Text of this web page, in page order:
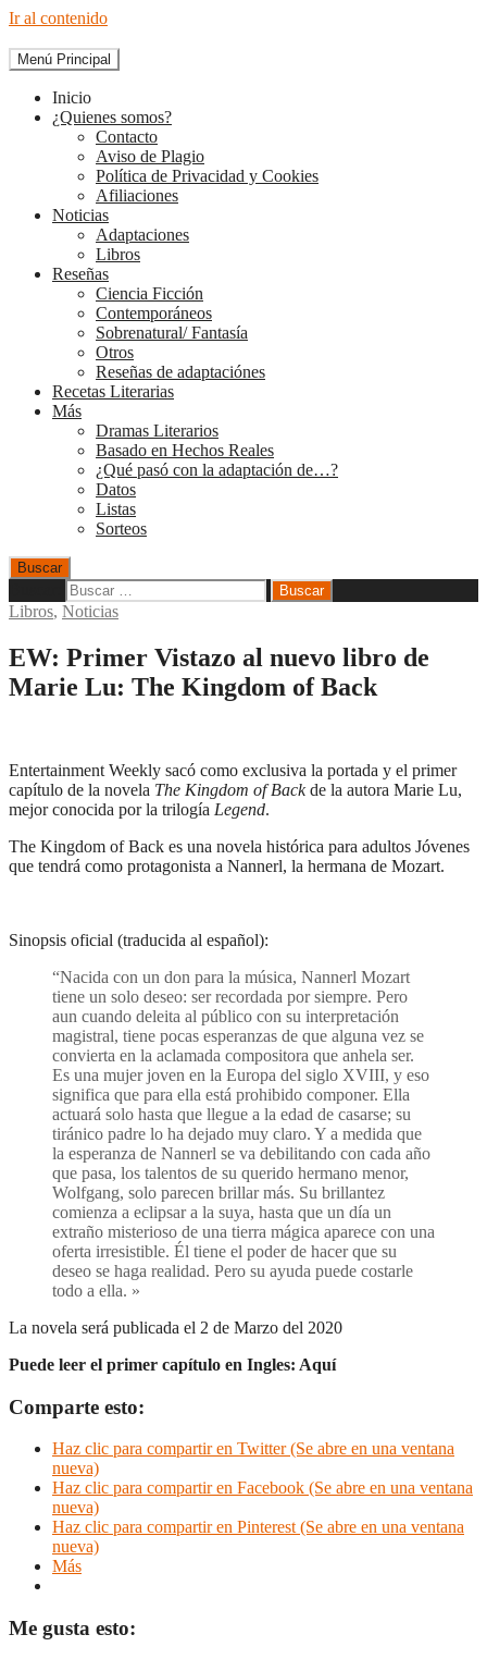
Ir al contenido
The Diary of Books
Menú Principal
Inicio
¿Quienes somos?
Contacto
Aviso de Plagio
Política de Privacidad y Cookies
Afiliaciones
Noticias
Adaptaciones
Libros
Reseñas
Ciencia Ficción
Contemporáneos
Sobrenatural/ Fantasía
Otros
Reseñas de adaptaciónes
Recetas Literarias
Más
Dramas Literarios
Basado en Hechos Reales
¿Qué pasó con la adaptación de…?
Datos
Listas
Sorteos
Buscar
Libros, Noticias
EW: Primer Vistazo al nuevo libro de
Marie Lu: The Kingdom of Back
Entertainment Weekly sacó como exclusiva la portada y el primer
capítulo de la novela The Kingdom of Backde la autora Marie Lu,
mejor conocida por la trilogía Legend.
The Kingdom of Back es una novela histórica para adultos Jóvenes
que tendrá como protagonista a Nannerl, la hermana de Mozart.
Sinopsis oficial (traducida al español):
“Nacida con un don para la música, Nannerl Mozart
tiene un solo deseo: ser recordada por siempre. Pero
aun cuando deleita al público con su interpretación
magistral, tiene pocas esperanzas de que alguna vez se
convierta en la aclamada compositora que anhela ser.
Es una mujer joven en la Europa del siglo XVIII, y eso
significa que para ella está prohibido componer. Ella
actuará solo hasta que llegue a la edad de casarse; su
tiránico padre lo ha dejado muy claro. Y a medida que
la esperanza de Nannerl se va debilitando con cada año
que pasa, los talentos de su querido hermano menor,
Wolfgang, solo parecen brillar más. Su brillantez
comienza a eclipsar a la suya, hasta que un día un
extraño misterioso de una tierra mágica aparece con una
oferta irresistible. Él tiene el poder de hacer que su
deseo se haga realidad. Pero su ayuda puede costarle
todo a ella. »
La novela será publicada el 2 de Marzo del 2020
Puede leer el primer capítulo en Ingles: Aquí
Comparte esto:
Haz clic para compartir en Twitter (Se abre en una ventana
nueva)
Haz clic para compartir en Facebook (Se abre en una ventana
nueva)
Haz clic para compartir en Pinterest (Se abre en una ventana
nueva)
Más
Me gusta esto: